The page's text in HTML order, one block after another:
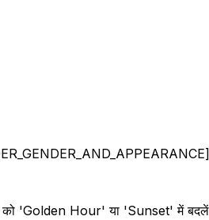
को 'Golden Hour' या 'Sunset' में